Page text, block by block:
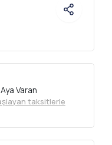
Varan
taksitlerle